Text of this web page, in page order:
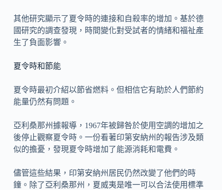
其他研究顯示了夏令時的連接和自殺率的增加。基於德
國研究的調查發現，時間變化對受試者的情緒和福祉產
生了負面影響。
夏令時和節能
夏令時最初介紹以節省燃料。但相信它有助於人們節約
能量仍然有問題。
亞利桑那州據報導，1967年被歸咎於使用空調的增加之
後停止觀察夏令時。一份看著印第安納州的報告涉及類
似的擔憂，發現夏令時增加了能源消耗和電費。
儘管這些結果，印第安納州居民仍然改變了他們的時
鐘。除了亞利桑那州，夏威夷是唯一可以合法使用標準